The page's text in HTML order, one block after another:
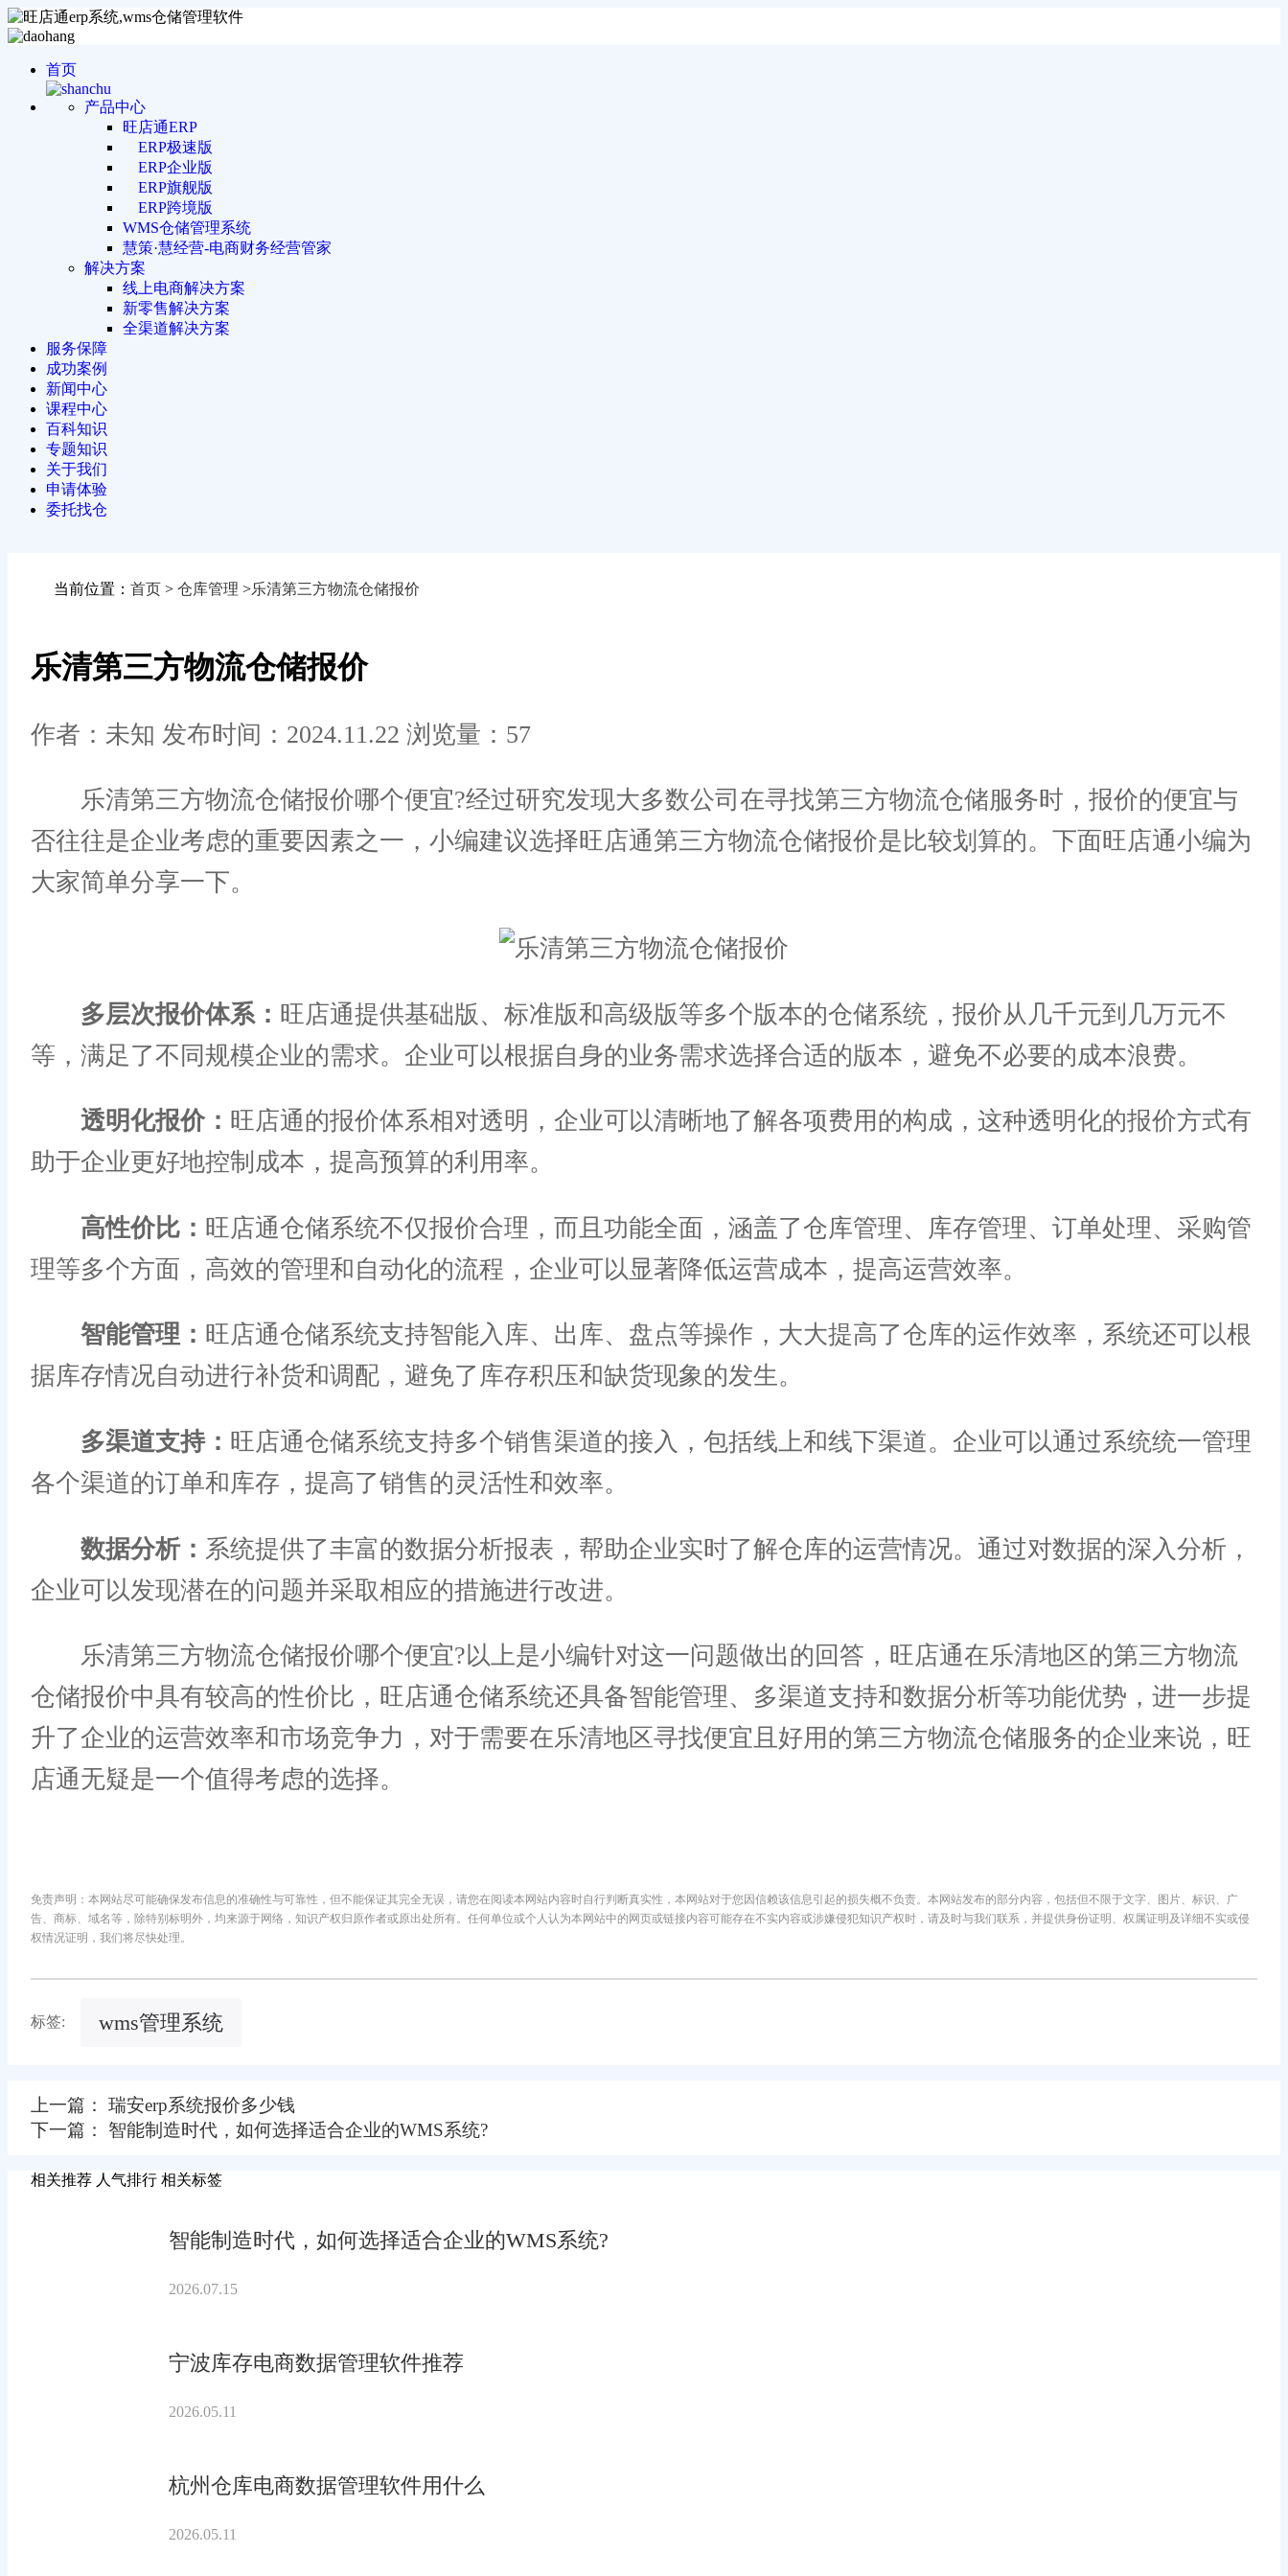
首页
产品中心
旺店通ERP
ERP极速版
ERP企业版
ERP旗舰版
ERP跨境版
WMS仓储管理系统
慧策·慧经营-电商财务经营管家
解决方案
线上电商解决方案
新零售解决方案
全渠道解决方案
服务保障
成功案例
新闻中心
课程中心
百科知识
专题知识
关于我们
申请体验
委托找仓
当前位置： 首页 > 仓库管理 >乐清第三方物流仓储报价
乐清第三方物流仓储报价
作者：未知 发布时间：2024.11.22 浏览量：57
乐清第三方物流仓储报价哪个便宜?经过研究发现大多数公司在寻找第三方物流仓储服务时，报价的便宜与
否往往是企业考虑的重要因素之一，小编建议选择旺店通第三方物流仓储报价是比较划算的。下面旺店通小编为
大家简单分享一下。
多层次报价体系： 旺店通提供基础版、标准版和高级版等多个版本的仓储系统，报价从几千元到几万元不
等，满足了不同规模企业的需求。企业可以根据自身的业务需求选择合适的版本，避免不必要的成本浪费。
透明化报价： 旺店通的报价体系相对透明，企业可以清晰地了解各项费用的构成，这种透明化的报价方式有
助于企业更好地控制成本，提高预算的利用率。
高性价比： 旺店通仓储系统不仅报价合理，而且功能全面，涵盖了仓库管理、库存管理、订单处理、采购管
理等多个方面，高效的管理和自动化的流程，企业可以显著降低运营成本，提高运营效率。
智能管理： 旺店通仓储系统支持智能入库、出库、盘点等操作，大大提高了仓库的运作效率，系统还可以根
据库存情况自动进行补货和调配，避免了库存积压和缺货现象的发生。
多渠道支持： 旺店通仓储系统支持多个销售渠道的接入，包括线上和线下渠道。企业可以通过系统统一管理
各个渠道的订单和库存，提高了销售的灵活性和效率。
数据分析： 系统提供了丰富的数据分析报表，帮助企业实时了解仓库的运营情况。通过对数据的深入分析，
企业可以发现潜在的问题并采取相应的措施进行改进。
乐清第三方物流仓储报价哪个便宜?以上是小编针对这一问题做出的回答，旺店通在乐清地区的第三方物流
仓储报价中具有较高的性价比，旺店通仓储系统还具备智能管理、多渠道支持和数据分析等功能优势，进一步提
升了企业的运营效率和市场竞争力，对于需要在乐清地区寻找便宜且好用的第三方物流仓储服务的企业来说，旺
店通无疑是一个值得考虑的选择。
免责声明：本网站尽可能确保发布信息的准确性与可靠性，但不能保证其完全无误，请您在阅读本网站内容时自行判断真实性，本网站对于您因信赖该信息引起的损失概不负责。本网站发布的部分内容，包括但不限于文字、图片、标识、广
告、商标、域名等，除特别标明外，均来源于网络，知识产权归原作者或原出处所有。任何单位或个人认为本网站中的网页或链接内容可能存在不实内容或涉嫌侵犯知识产权时，请及时与我们联系，并提供身份证明、权属证明及详细不实或侵
权情况证明，我们将尽快处理。
标签: wms管理系统
上一篇： 瑞安erp系统报价多少钱
下一篇： 智能制造时代，如何选择适合企业的WMS系统?
相关推荐 人气排行 相关标签
智能制造时代，如何选择适合企业的WMS系统?
2026.07.15
宁波库存电商数据管理软件推荐
2026.05.11
杭州仓库电商数据管理软件用什么
2026.05.11